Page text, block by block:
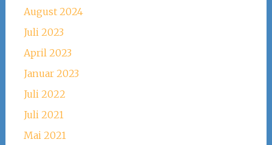
August 2024
Juli 2023
April 2023
Januar 2023
Juli 2022
Juli 2021
Mai 2021